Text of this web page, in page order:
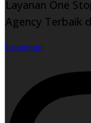
Layanan One
Agency Terbaik
Instagram